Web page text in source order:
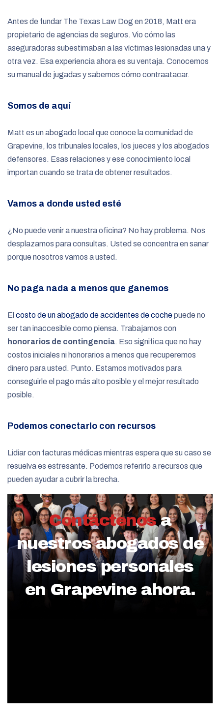
Antes de fundar The Texas Law Dog en 2018, Matt era
propietario de agencias de seguros. Vio cómo las
aseguradoras subestimaban a las víctimas lesionadas una y
otra vez. Esa experiencia ahora es su ventaja. Conocemos
su manual de jugadas y sabemos cómo contraatacar.
Somos de aquí
Matt es un abogado local que conoce la comunidad de
Grapevine, los tribunales locales, los jueces y los abogados
defensores. Esas relaciones y ese conocimiento local
importan cuando se trata de obtener resultados.
Vamos a donde usted esté
¿No puede venir a nuestra oficina? No hay problema. Nos
desplazamos para consultas. Usted se concentra en sanar
porque nosotros vamos a usted.
No paga nada a menos que ganemos
El costo de un abogado de accidentes de cochepuede no
ser tan inaccesible como piensa. Trabajamos con
honorarios de contingencia. Eso significa que no hay
costos iniciales ni honorarios a menos que recuperemos
dinero para usted. Punto. Estamos motivados para
conseguirle el pago más alto posible y el mejor resultado
posible.
Podemos conectarlo con recursos
Lidiar con facturas médicas mientras espera que su caso se
resuelva es estresante. Podemos referirlo a recursos que
pueden ayudar a cubrir la brecha.
Contáctenos a
nuestros abogados de
lesiones personales
en Grapevine ahora.